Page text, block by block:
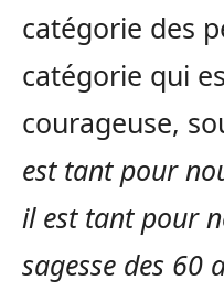
catégorie des
catégorie qui
courageuse,
est tant pour
il est tant pour
sagesse des 60